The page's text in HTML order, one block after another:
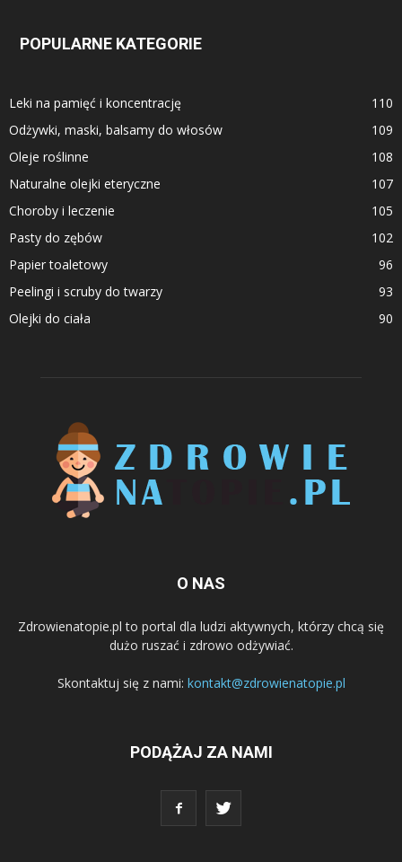
POPULARNE KATEGORIE
Leki na pamięć i koncentrację
110
Odżywki, maski, balsamy do włosów
109
Oleje roślinne
108
Naturalne olejki eteryczne
107
Choroby i leczenie
105
Pasty do zębów
102
Papier toaletowy
96
Peelingi i scruby do twarzy
93
Olejki do ciała
90
O NAS
Zdrowienatopie.pl to portal dla ludzi aktywnych, którzy chcą się
dużo ruszać i zdrowo odżywiać.
Skontaktuj się z nami: kontakt@zdrowienatopie.pl
PODĄŻAJ ZA NAMI